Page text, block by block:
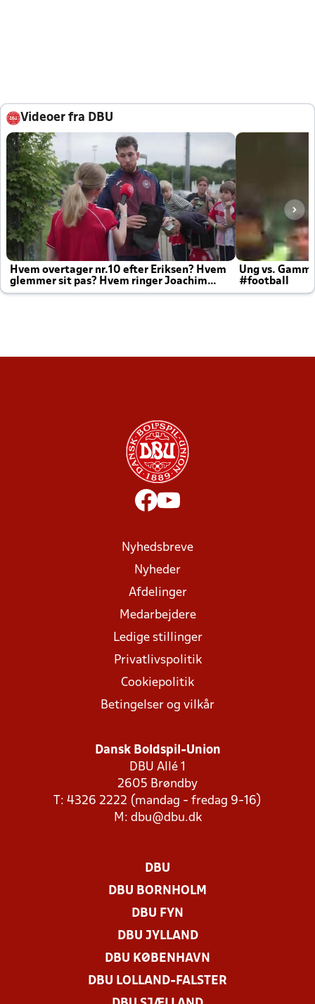
Videoer fra DBU
Hvem overtager nr.10 efter Eriksen? Hvem
glemmer sit pas? Hvem ringer Joachim
altid til efter kampe?
Ung vs.
#football
Nyhedsbreve
Nyheder
Afdelinger
Medarbejdere
Ledige stillinger
Privatlivspolitik
Cookiepolitik
Betingelser og vilkår
Dansk Boldspil-Union
DBU Allé 1
2605 Brøndby
T: 4326 2222 (mandag - fredag 9-16)
M: dbu@dbu.dk
DBU
DBU BORNHOLM
DBU FYN
DBU JYLLAND
DBU KØBENHAVN
DBU LOLLAND-FALSTER